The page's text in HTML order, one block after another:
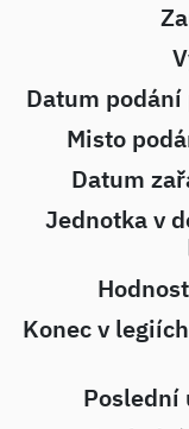
Datum
Misto
Datum
Jednotka v
Konec v
Poslední